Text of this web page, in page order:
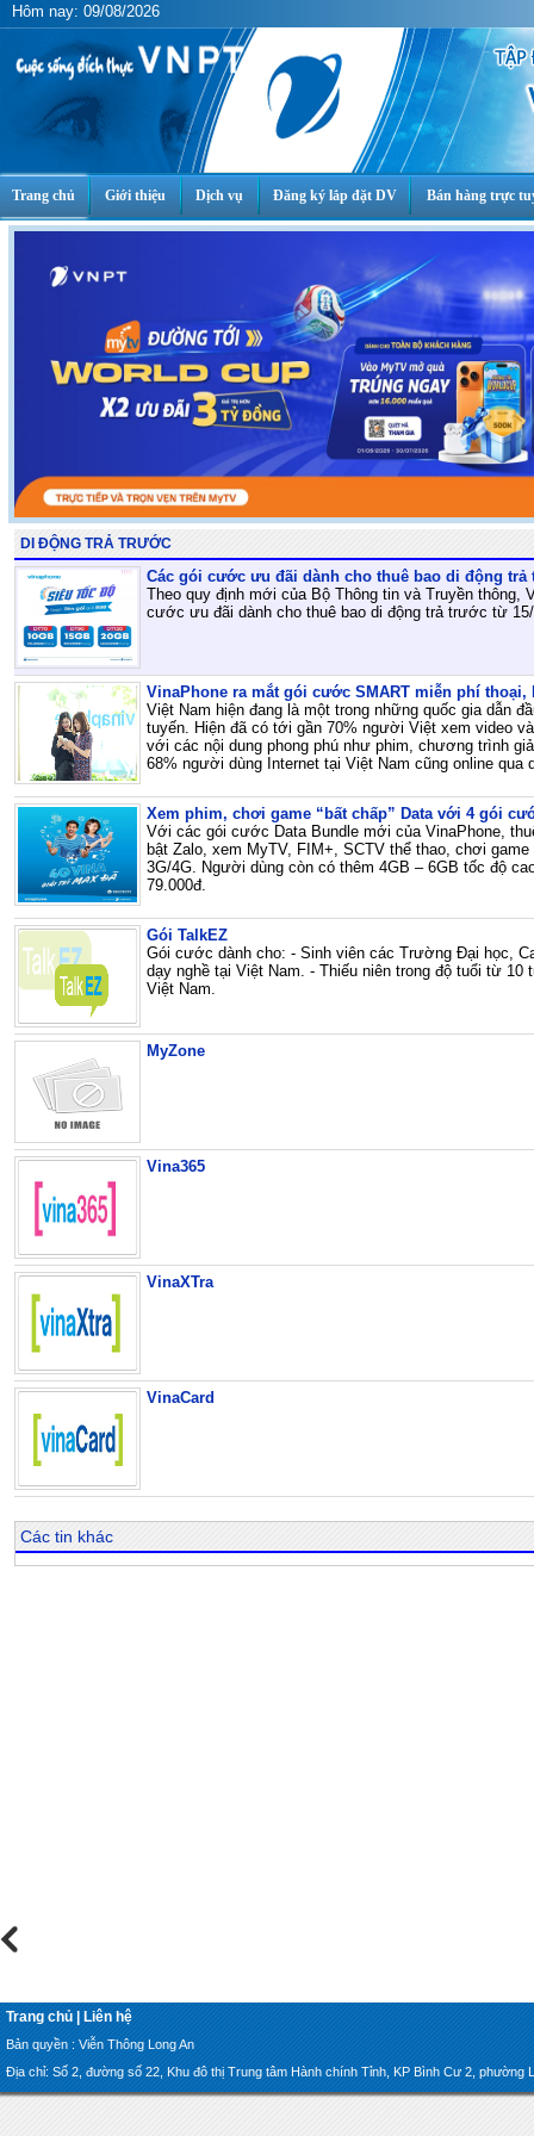
Hôm nay: 09/08/2026
Trang chủ Giới thiệu Dịch vụ Đăng ký lắp đặt DV Bán hàng trực
DI ĐỘNG TRẢ TRƯỚC
Các gói cước ưu đãi dành cho thuê bao di động trả
Theo quy định mới của Bộ Thông tin và Truyền thông,
cước ưu đãi dành cho thuê bao di động trả trước từ
VinaPhone ra mắt gói cước SMART miễn phí thoại,
Việt Nam hiện đang là một trong những quốc gia dẫn
tuyến. Hiện đã có tới gần 70% người Việt xem video
với các nội dung phong phú như phim, chương trình
68% người dùng Internet tại Việt Nam cũng online qua
Xem phim, chơi game “bất chấp” Data với 4 gói
Với các gói cước Data Bundle mới của VinaPhone,
bật Zalo, xem MyTV, FIM+, SCTV thể thao, chơi
3G/4G. Người dùng còn có thêm 4GB – 6GB tốc độ
79.000đ.
Gói TalkEZ
Gói cước dành cho: - Sinh viên các Trường Đại học,
dạy nghề tại Việt Nam. - Thiếu niên trong độ tuổi từ 10
Việt Nam.
MyZone
Vina365
VinaXTra
VinaCard
Các tin khác
Trang chủ Liên hệ
Bản quyền : Viễn Thông Long An
Địa chỉ: Số 2, đường số 22, Khu đô thị Trung tâm Hành chính Tỉnh, KP Bình Cư 2,